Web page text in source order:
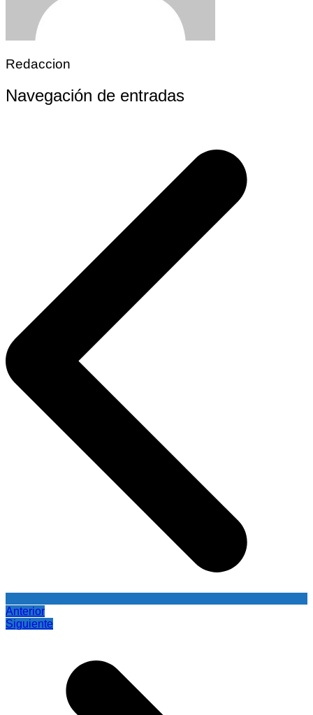
Redaccion
Navegación de entradas
Anterior
Siguiente